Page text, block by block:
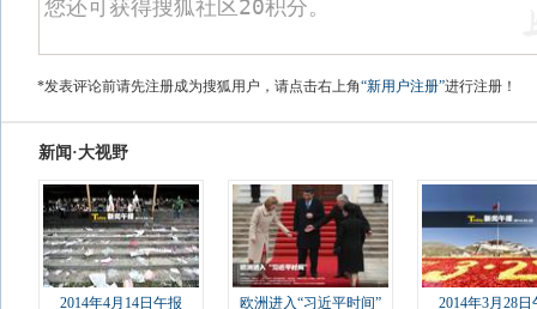
*发表评论前请先注册成为搜狐用户，请点击右上角“新用户注册”进行注册！
新闻·大视野
2014年4月14日午报 欧洲进入“习近平时间” 2014年3月28日